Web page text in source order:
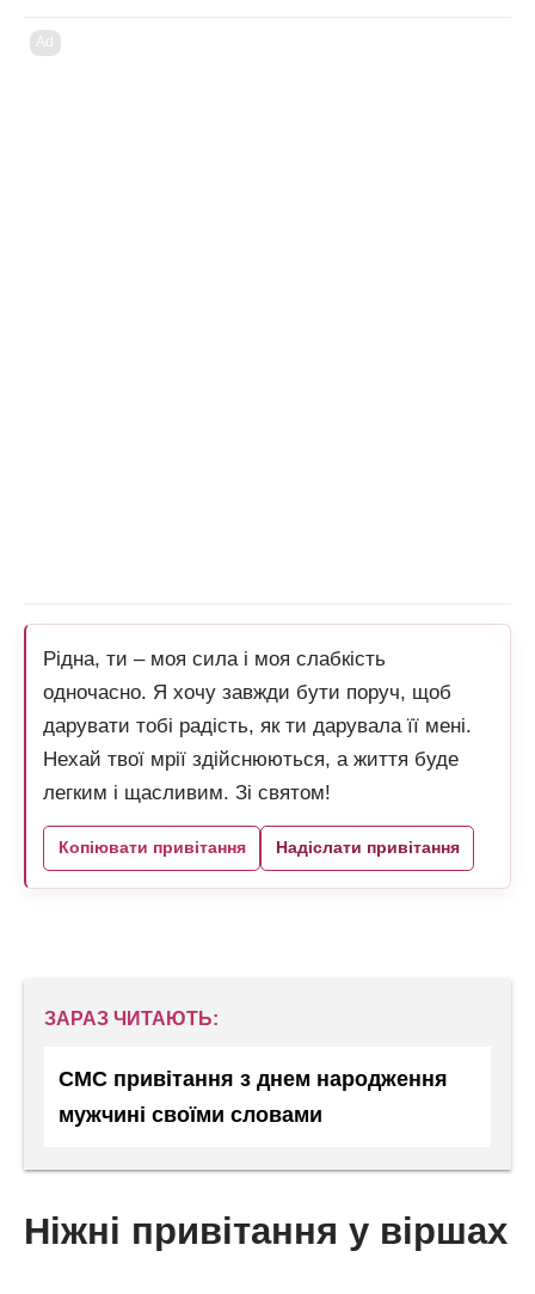
Ad
Рідна, ти – моя сила і моя слабкість
одночасно. Я хочу завжди бути поруч, щоб
дарувати тобі радість, як ти дарувала її мені.
Нехай твої мрії здійснюються, а життя буде
легким і щасливим. Зі святом!
Копіювати привітання Надіслати привітання
ЗАРАЗ ЧИТАЮТЬ:
СМС привітання з днем народження
мужчині своїми словами
ніжні привітання у віршах